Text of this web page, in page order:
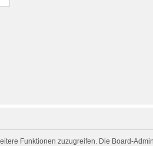
Funktionen zuzugreifen. Die Board-